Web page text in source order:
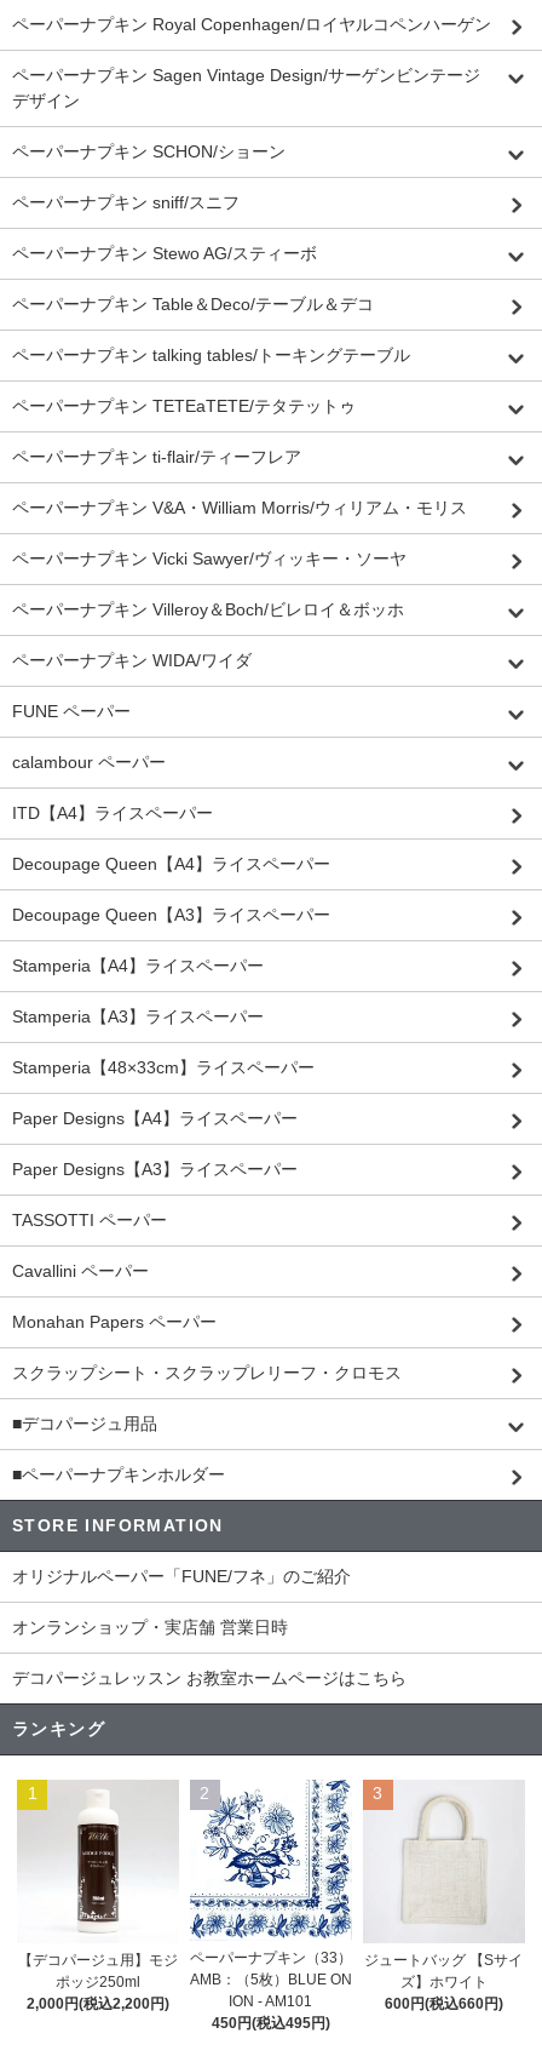
ペーパーナプキン Royal Copenhagen/ロイヤルコペンハーゲン
ペーパーナプキン Sagen Vintage Design/サーゲンビンテージ
デザイン
ペーパーナプキン SCHON/ショーン
ペーパーナプキン sniff/スニフ
ペーパーナプキン Stewo AG/スティーボ
ペーパーナプキン Table＆Deco/テーブル＆デコ
ペーパーナプキン talking tables/トーキングテーブル
ペーパーナプキン TETEaTETE/テタテットゥ
ペーパーナプキン ti-flair/ティーフレア
ペーパーナプキン V&A・William Morris/ウィリアム・モリス
ペーパーナプキン Vicki Sawyer/ヴィッキー・ソーヤ
ペーパーナプキン Villeroy＆Boch/ビレロイ＆ボッホ
ペーパーナプキン WIDA/ワイダ
FUNE ペーパー
calambour ペーパー
ITD【A4】ライスペーパー
Decoupage Queen【A4】ライスペーパー
Decoupage Queen【A3】ライスペーパー
Stamperia【A4】ライスペーパー
Stamperia【A3】ライスペーパー
Stamperia【48×33cm】ライスペーパー
Paper Designs【A4】ライスペーパー
Paper Designs【A3】ライスペーパー
TASSOTTI ペーパー
Cavallini ペーパー
Monahan Papers ペーパー
スクラップシート・スクラップレリーフ・クロモス
■デコパージュ用品
■ペーパーナプキンホルダー
STORE INFORMATION
オリジナルペーパー「FUNE/フネ」のご紹介
オンランショップ・実店舗 営業日時
デコパージュレッスン お教室ホームページはこちら
ランキング
1
【デコパージュ用】モジ
ポッジ250ml
2,000円(税込2,200円)
2
ペーパーナプキン（33）
AMB：（5枚）BLUE ON
ION - AM101
450円(税込495円)
3
ジュートバッグ 【Sサイ
ズ】ホワイト
600円(税込660円)